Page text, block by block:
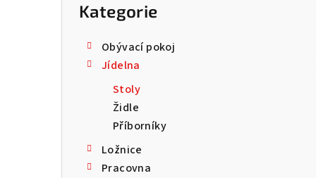
Přeskočit
kategorie
Kategorie
Obývací pokoj
Jídelna
Stoly
Židle
Příborníky
Ložnice
Pracovna